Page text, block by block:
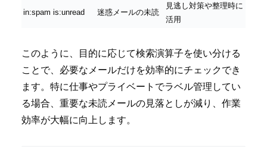
in:spam is:unread 迷惑メールの未読
見逃し対策や整理時に
活用
このように、目的に応じて検索演算子を使い分ける
ことで、必要なメールだけを効率的にチェックでき
ます。特に仕事やプライベートでラベル管理してい
る場合、重要な未読メールの見落としが減り、作業
効率が大幅に向上します。